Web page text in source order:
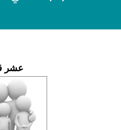
عشر قواعد في